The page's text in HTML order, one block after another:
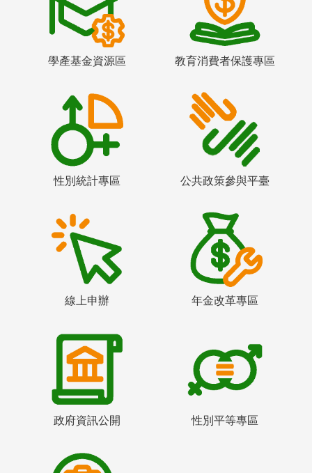
學產基金資源區 教育消費者保護專區
性別統計專區 公共政策參與平臺
線上申辦 年金改革專區
政府資訊公開 性別平等專區